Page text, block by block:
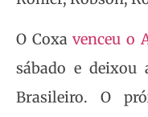
O Coxavenceu o
sábado e deixou
Brasileiro. O